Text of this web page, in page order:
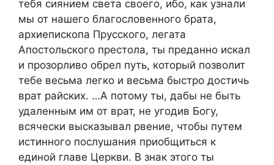
тебя сиянием света своего, ибо, как узнали
мы от нашего благословенного брата,
архиепископа Прусского, легата
Апостольского престола, ты преданно искал
и прозорливо обрел путь, который позволит
тебе весьма легко и весьма быстро достичь
врат райских. …А потому ты, дабы не быть
удаленным им от врат, не угодив Богу,
всячески высказывал рвение, чтобы путем
истинного послушания приобщиться к
единой главе Церкви. В знак этого ты